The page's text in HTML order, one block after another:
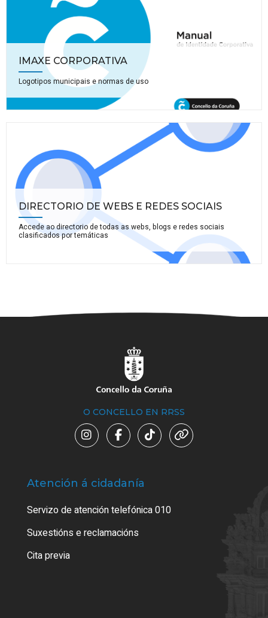
IMAXE CORPORATIVA
Logotipos municipais e normas de uso
DIRECTORIO DE WEBS E REDES SOCIAIS
Accede ao directorio de todas as webs, blogs e redes sociais
clasificados por temáticas
O CONCELLO EN RRSS
Atención á cidadanía
Servizo de atención telefónica 010
Suxestións e reclamacións
Cita previa